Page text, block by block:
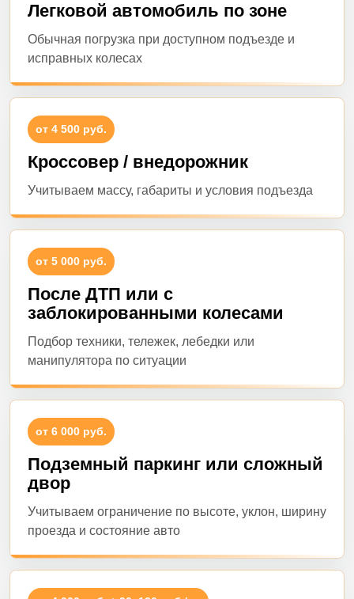
Легковой автомобиль по зоне
Обычная погрузка при доступном подъезде и
исправных колесах
от 4 500 руб.
Кроссовер / внедорожник
Учитываем массу, габариты и условия подъезда
от 5 000 руб.
После ДТП или с
заблокированными колесами
Подбор техники, тележек, лебедки или
манипулятора по ситуации
от 6 000 руб.
Подземный паркинг или сложный
двор
Учитываем ограничение по высоте, уклон, ширину
проезда и состояние авто